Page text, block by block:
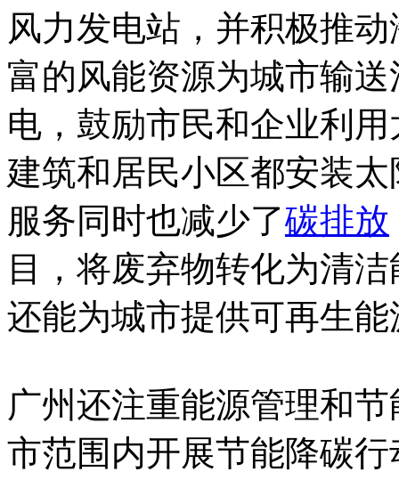
风力发电站，并积极推
富的风能资源为城市输
电，鼓励市民和企业利
建筑和居民小区都安装
服务同时也减少了碳排放
目，将废弃物转化为清
还能为城市提供可再生能
广州还注重能源管理和
市范围内开展节能降碳